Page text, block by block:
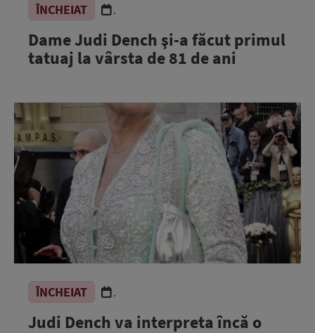
ÎNCHEIAT .
Dame Judi Dench şi-a făcut primul
tatuaj la vârsta de 81 de ani
ÎNCHEIAT .
Judi Dench va interpreta încă o